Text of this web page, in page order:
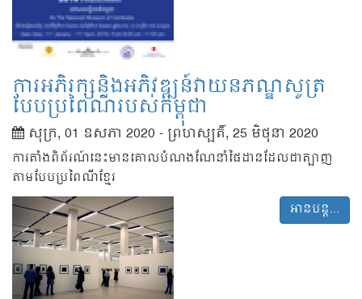
ការអភិរក្សនិងអភិវឌ្ឍន៍វាយនភណ្ឌសូត្រ
បែបប្រពៃណីរបស់កម្ពុជា
សុក្រ, 01 ឧសភា 2020 - ព្រហស្បតិ៍, 25 មិថុនា 2020
ការតាំងពិព័រណ៍នេះមានគោលបំណងណែនាំផៃដានដែលជាត្បាញ
តាមបែបប្រពៃណីខ្មែរ
អានបន្ត...